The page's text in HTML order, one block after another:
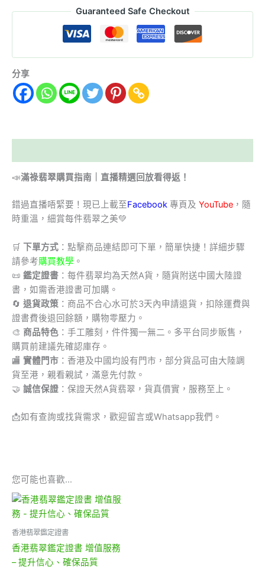
Guaranteed Safe Checkout
分享
📣滿祿翡翠購買指南｜直播精選回放看得返！
錯過直播唔緊要！現已上載至Facebook 專頁及 YouTube ，隨
時重溫，細賞每件翡翠之美💚
🛒 下單方式 ：點擊商品連結即可下單，簡單快捷！詳細步驟
請參考購買教學 。
📜 鑑定證書 ：每件翡翠均為天然A貨，隨貨附送中國大陸證
書，如需香港證書可加購。
🔄 退貨政策 ：商品不合心水可於3天內申請退貨，扣除運費與
證書費後退回餘額，購物零壓力。
🎨 商品特色 ：手工雕刻，件件獨一無二。多平台同步販售，
購買前建議先確認庫存。
🏬 實體門市 ：香港及中國均設有門市，部分貨品可由大陸調
貨至港，親看親試，滿意先付款。
🤝 誠信保證 ：保證天然A貨翡翠，貨真價實，服務至上。
📩如有查詢或找貨需求，歡迎留言或Whatsapp我們。
您可能也喜歡…
香港翡翠鑑定證書
香港翡翠鑑定證書 增值服務
– 提升信心、確保品質